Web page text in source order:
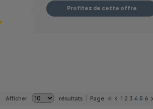
Profitez de cette offre
Afficher résultats Page 1 2 3 4 5 6